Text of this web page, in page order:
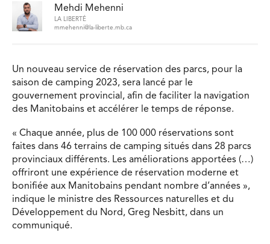
Mehdi Mehenni
LA LIBERTÉ
mmehenni@la-liberte.mb.ca
Un nouveau service de réservation des parcs, pour la
saison de camping 2023, sera lancé par le
gouvernement provincial, afin de faciliter la navigation
des Manitobains et accélérer le temps de réponse.
« Chaque année, plus de 100 000 réservations sont
faites dans 46 terrains de camping situés dans 28 parcs
provinciaux différents. Les améliorations apportées (…)
offriront une expérience de réservation moderne et
bonifiée aux Manitobains pendant nombre d’années »,
indique le ministre des Ressources naturelles et du
Développement du Nord, Greg Nesbitt, dans un
communiqué.